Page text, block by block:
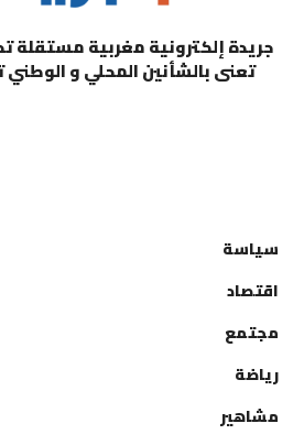
جريدة إلكترونية مغربية مستقلة
تعنى بالشأنين المحلي و الوطني
سياسة
اقتصاد
مجتمع
رياضة
مشاهير